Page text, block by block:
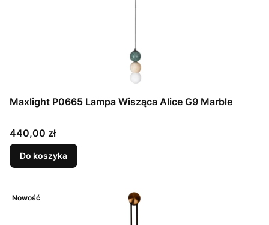
Maxlight P0665 Lampa Wisząca Alice G9 Marble
Cena
440,00 zł
Do koszyka
Nowość